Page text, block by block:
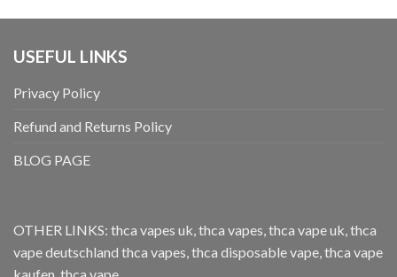
USEFUL LINKS
Privacy Policy
Refund and Returns Policy
BLOG PAGE
OTHER LINKS: thca vapes uk thca vapes thca vape uk thca
vape deutschland thca vapes thca disposable vape thca vape